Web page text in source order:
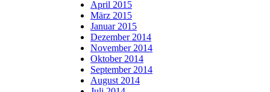
April 2015
März 2015
Januar 2015
Dezember 2014
November 2014
Oktober 2014
September 2014
August 2014